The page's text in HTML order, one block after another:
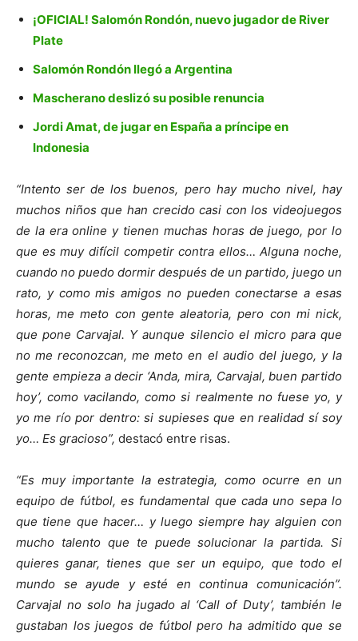
¡OFICIAL! Salomón Rondón, nuevo jugador de River
Plate
Salomón Rondón llegó a Argentina
Mascherano deslizó su posible renuncia
Jordi Amat, de jugar en España a príncipe en
Indonesia
“Intento ser de los buenos, pero hay mucho nivel, hay
muchos niños que han crecido casi con los videojuegos
de la era online y tienen muchas horas de juego, por lo
que es muy difícil competir contra ellos… Alguna noche,
cuando no puedo dormir después de un partido, juego un
rato, y como mis amigos no pueden conectarse a esas
horas, me meto con gente aleatoria, pero con mi nick,
que pone Carvajal. Y aunque silencio el micro para que
no me reconozcan, me meto en el audio del juego, y la
gente empieza a decir ‘Anda, mira, Carvajal, buen partido
hoy’, como vacilando, como si realmente no fuese yo, y
yo me río por dentro: si supieses que en realidad sí soy
yo… Es gracioso”, destacó entre risas.
“Es muy importante la estrategia, como ocurre en un
equipo de fútbol, es fundamental que cada uno sepa lo
que tiene que hacer… y luego siempre hay alguien con
mucho talento que te puede solucionar la partida. Si
quieres ganar, tienes que ser un equipo, que todo el
mundo se ayude y esté en continua comunicación”.
Carvajal no solo ha jugado al ‘Call of Duty’, también le
gustaban los juegos de fútbol pero ha admitido que se